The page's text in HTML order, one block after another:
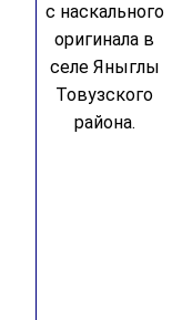
с наскального
оригинала в
селе Яныглы
Товузского
района.